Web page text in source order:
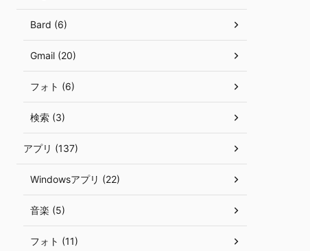
Bard (6)
Gmail (20)
フォト (6)
検索 (3)
アプリ (137)
Windowsアプリ (22)
音楽 (5)
フォト (11)